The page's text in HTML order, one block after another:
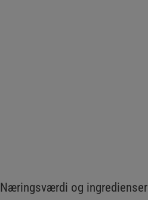
Næringsværdi og ingredienser